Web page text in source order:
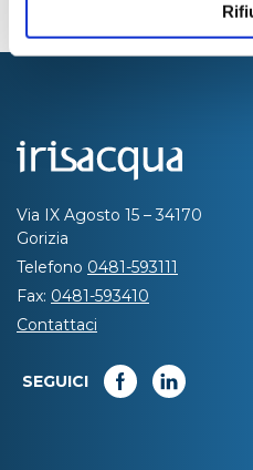
Via IX Agosto 15 – 34170
Gorizia
Telefono 0481-593111
Fax: 0481-593410
Contattaci
SEGUICI